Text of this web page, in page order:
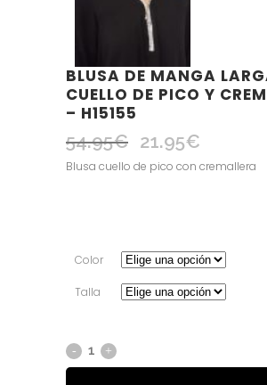
BLUSA DE MANGA
CUELLO DE PICO Y
– H15155
54.95€
El
precio
21.95€
precio
Blusa cuello de pico con cremallera
Color
Talla